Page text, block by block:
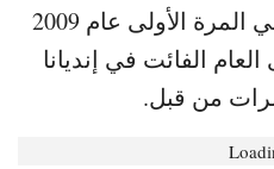
الصربي، فقد حدث ذلك في المرة الأولى عام 2009
الفائت في إنديانا
مرات من قبل.